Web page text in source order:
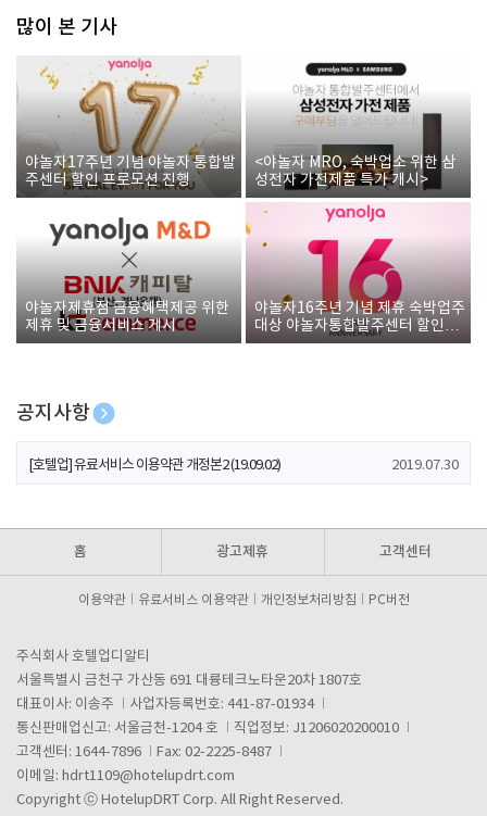
많이 본 기사
야놀자17주년 기념 야놀자 통합발
주센터 할인 프로모션 진행
<야놀자 MRO, 숙박업소 위한 삼
성전자 가전제품 특가 개시>
야놀자제휴점 금융혜택제공 위한
제휴 및 금융서비스 게시
야놀자16주년 기념 제휴 숙박업주
대상 야놀자통합발주센터 할인쿠
폰 증정
공지사항
[호텔업] 개인정보 처리방침 개정본1 (19.09.02)
[호텔업] 유료서비스 이용약관 개정본2 (19.09.02) 2019.07.30
홈 광고제휴 고객센터
이용약관 유료서비스 이용약관 개인정보처리방침 PC버전
주식회사 호텔업디알티
서울특별시 금천구 가산동 691 대륭테크노타운20차 1807호
대표이사: 이송주
사업자등록번호: 441-87-01934
통신판매업신고: 서울금천-1204 호
직업정보: J1206020200010
고객센터: 1644-7896
Fax: 02-2225-8487
이메일: hdrt1109@hotelupdrt.com
Copyright ⓒ HotelupDRT Corp. All Right Reserved.